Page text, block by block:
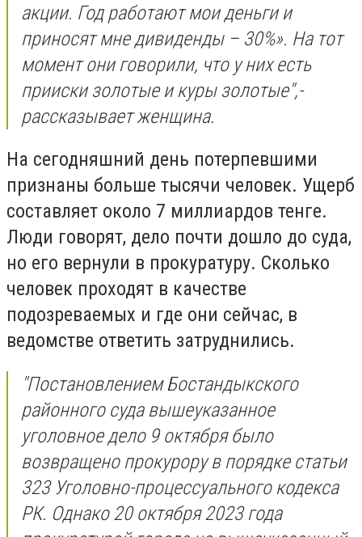
акции. Год работают мои деньги и
приносят мне дивиденды – 30%». На тот
момент они говорили, что у них есть
прииски золотые и куры золотые",-
рассказывает женщина.
На сегодняшний день потерпевшими
признаны больше тысячи человек. Ущерб
составляет около 7 миллиардов тенге.
Люди говорят, дело почти дошло до суда,
но его вернули в прокуратуру. Сколько
человек проходят в качестве
подозреваемых и где они сейчас, в
ведомстве ответить затруднились.
"Постановлением Бостандыкского
районного суда вышеуказанное
уголовное дело 9 октября было
возвращено прокурору в порядке статьи
323 Уголовно-процессуального кодекса
РК. Однако 20 октября 2023 года